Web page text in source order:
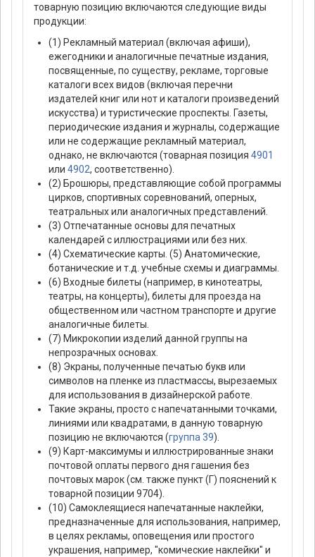
товарную позицию включаются следующие виды
продукции:
(1) Рекламный материал (включая афиши),
ежегодники и аналогичные печатные издания,
посвященные, по существу, рекламе, торговые
каталоги всех видов (включая перечни
издателей книг или нот и каталоги произведений
искусства) и туристические проспекты. Газеты,
периодические издания и журналы, содержащие
или не содержащие рекламный материал,
однако, не включаются (товарная позиция 4901
или 4902, соответственно).
(2) Брошюры, представляющие собой программы
цирков, спортивных соревнований, оперных,
театральных или аналогичных представлений.
(3) Отпечатанные основы для печатных
календарей с иллюстрациями или без них.
(4) Схематические карты. (5) Анатомические,
ботанические и т.д. учебные схемы и диаграммы.
(6) Входные билеты (например, в кинотеатры,
театры, на концерты), билеты для проезда на
общественном или частном транспорте и другие
аналогичные билеты.
(7) Микрокопии изделий данной группы на
непрозрачных основах.
(8) Экраны, полученные печатью букв или
символов на пленке из пластмассы, вырезаемых
для использования в дизайнерской работе.
Такие экраны, просто с напечатанными точками,
линиями или квадратами, в данную товарную
позицию не включаются (группа 39).
(9) Карт-максимумы и иллюстрированные знаки
почтовой оплаты первого дня гашения без
почтовых марок (см. также пункт (Г) пояснений к
товарной позиции 9704).
(10) Самоклеящиеся напечатанные наклейки,
предназначенные для использования, например,
в целях рекламы, оповещения или простого
украшения, например, "комические наклейки" и